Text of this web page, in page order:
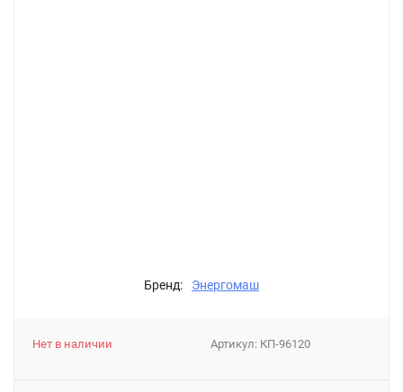
Бренд: Энергомаш
Артикул: КП-96120
Нет в наличии